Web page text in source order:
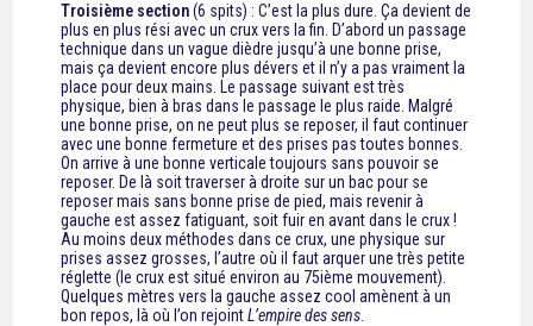
Troisième section(6 spits) : C’est la plus dure. Ça devient de
plus en plus rési avec un crux vers la fin. D’abord un passage
technique dans un vague dièdre jusqu’à une bonne prise,
mais ça devient encore plus dévers et il n’y a pas vraiment la
place pour deux mains. Le passage suivant est très
physique, bien à bras dans le passage le plus raide. Malgré
une bonne prise, on ne peut plus se reposer, il faut continuer
avec une bonne fermeture et des prises pas toutes bonnes.
On arrive à une bonne verticale toujours sans pouvoir se
reposer. De là soit traverser à droite sur un bac pour se
reposer mais sans bonne prise de pied, mais revenir à
gauche est assez fatiguant, soit fuir en avant dans le crux !
Au moins deux méthodes dans ce crux, une physique sur
prises assez grosses, l’autre où il faut arquer une très petite
réglette (le crux est situé environ au 75ième mouvement).
Quelques mètres vers la gauche assez cool amènent à un
bon repos, là où l’on rejointL’empire des sens